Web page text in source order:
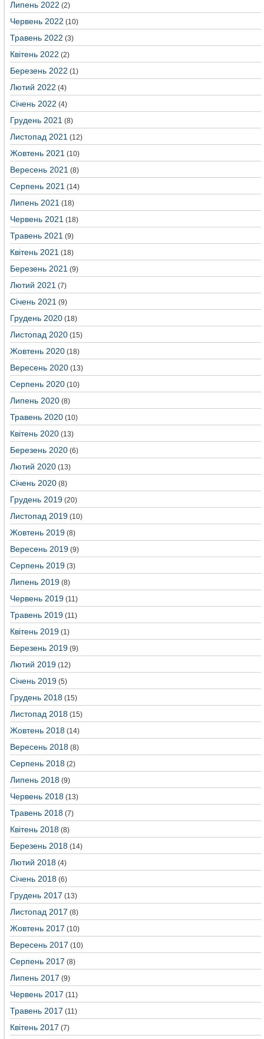
Липень 2022 (2)
Червень 2022 (10)
Травень 2022 (3)
Квітень 2022 (2)
Березень 2022 (1)
Лютий 2022 (4)
Січень 2022 (4)
Грудень 2021 (8)
Листопад 2021 (12)
Жовтень 2021 (10)
Вересень 2021 (8)
Серпень 2021 (14)
Липень 2021 (18)
Червень 2021 (18)
Травень 2021 (9)
Квітень 2021 (18)
Березень 2021 (9)
Лютий 2021 (7)
Січень 2021 (9)
Грудень 2020 (18)
Листопад 2020 (15)
Жовтень 2020 (18)
Вересень 2020 (13)
Серпень 2020 (10)
Липень 2020 (8)
Травень 2020 (10)
Квітень 2020 (13)
Березень 2020 (6)
Лютий 2020 (13)
Січень 2020 (8)
Грудень 2019 (20)
Листопад 2019 (10)
Жовтень 2019 (8)
Вересень 2019 (9)
Серпень 2019 (3)
Липень 2019 (8)
Червень 2019 (11)
Травень 2019 (11)
Квітень 2019 (1)
Березень 2019 (9)
Лютий 2019 (12)
Січень 2019 (5)
Грудень 2018 (15)
Листопад 2018 (15)
Жовтень 2018 (14)
Вересень 2018 (8)
Серпень 2018 (2)
Липень 2018 (9)
Червень 2018 (13)
Травень 2018 (7)
Квітень 2018 (8)
Березень 2018 (14)
Лютий 2018 (4)
Січень 2018 (6)
Грудень 2017 (13)
Листопад 2017 (8)
Жовтень 2017 (10)
Вересень 2017 (10)
Серпень 2017 (8)
Липень 2017 (9)
Червень 2017 (11)
Травень 2017 (11)
Квітень 2017 (7)